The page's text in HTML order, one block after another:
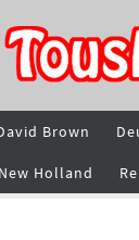
Brown
New Holland